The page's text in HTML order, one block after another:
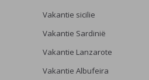
Vakantie sicilie
Vakantie Sardinië
Vakantie Lanzarote
Vakantie Albufeira